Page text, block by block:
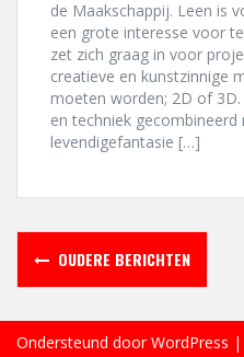
de Maakschappij. Leen is
een grote interesse voor
zet zich graag in voor
creatieve en kunstzinnige
moeten worden; 2D of
en techniek
levendigefantasie […]
OUDERE BERICHTEN
Ondersteund door WordPress |